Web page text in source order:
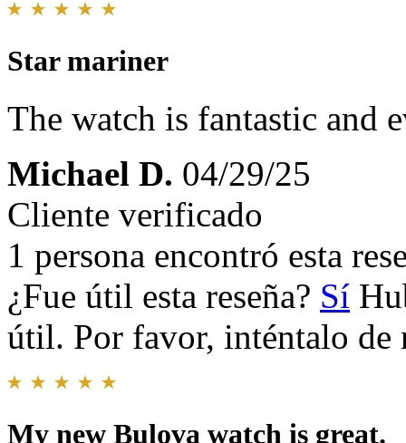
Star mariner
The watch is fantastic and
Michael D. 04/29/25
Cliente verificado
1 persona encontró esta
¿Fue útil esta reseña? Sí
útil. Por favor, inténtalo de
My new Bulova watch is great.